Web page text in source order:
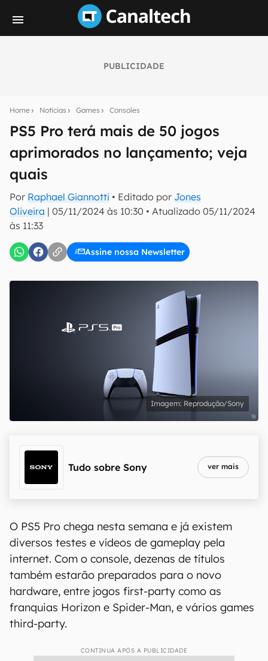
PUBLICIDADE
Home Notícias Games Consoles
PS5 Pro terá mais de 50 jogos
aprimorados no lançamento; veja
quais
Por Raphael Giannotti • Editado por Jones
Oliveira | 05/11/2024 às 10:30 • Atualizado 05/11/2024
às 11:33
Assine nossa Newsletter
notícias e reviews sobre tecnologia em primeira
mão.
E-mail
inscreva-se
Uso e Política de Privacidade do Canaltech.
Reprodução/Sony
Tudo sobre Sony ver mais
O PS5 Pro chega nesta semana e já existem
diversos testes e vídeos de gameplay pela
internet. Com o console, dezenas de títulos
também estarão preparados para o novo
hardware, entre jogos first-party como as
franquias Horizon e Spider-Man, e vários games
third-party.
CONTINUA APÓS A PUBLICIDADE